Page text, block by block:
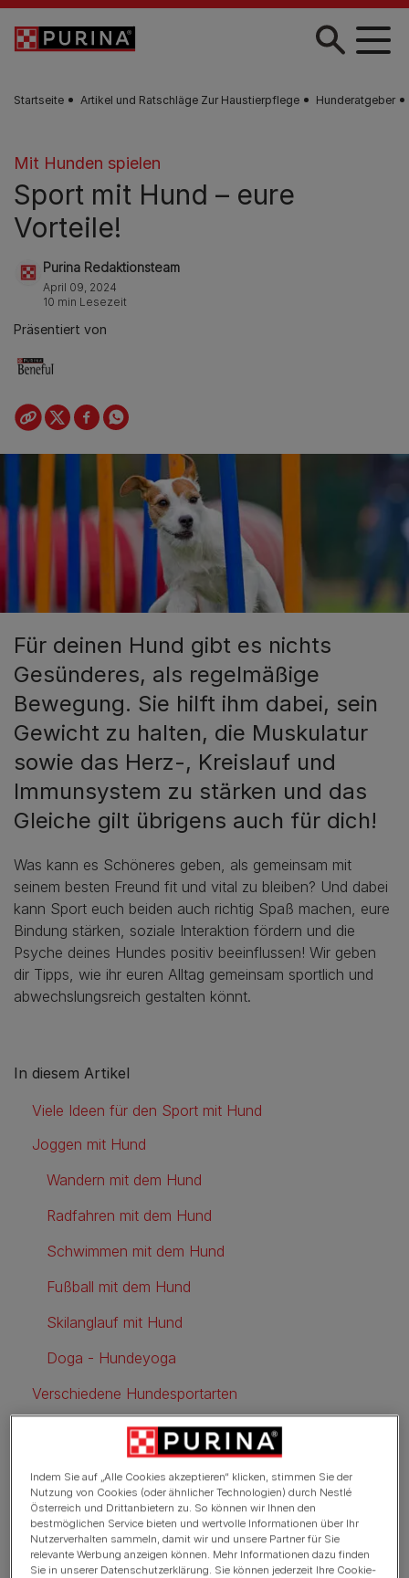
Skip to main content
Startseite Artikel und Ratschläge Zur Haustierpflege Hunderatgeber
Mit Hunden spielen
Sport mit Hund – eure
Vorteile!
Purina Redaktionsteam
April 09, 2024
10 min Lesezeit
Präsentiert von
Für deinen Hund gibt es nichts
Gesünderes, als regelmäßige
Bewegung. Sie hilft ihm dabei, sein
Gewicht zu halten, die Muskulatur
sowie das Herz-, Kreislauf und
Immunsystem zu stärken und das
Gleiche gilt übrigens auch für dich!
Was kann es Schöneres geben, als gemeinsam mit
seinem besten Freund fit und vital zu bleiben? Und dabei
kann Sport euch beiden auch richtig Spaß machen, eure
Bindung stärken, soziale Interaktion fördern und die
Psyche deines Hundes positiv beeinflussen! Wir geben
dir Tipps, wie ihr euren Alltag gemeinsam sportlich und
abwechslungsreich gestalten könnt.
In diesem Artikel
Viele Ideen für den Sport mit Hund
Joggen mit Hund
Wandern mit dem Hund
Radfahren mit dem Hund
Schwimmen mit dem Hund
Fußball mit dem Hund
Skilanglauf mit Hund
Doga - Hundeyoga
Verschiedene Hundesportarten
Agility
Obedience
Indem Sie auf „Alle Cookies akzeptieren“ klicken, stimmen Sie der
Nutzung von Cookies (oder ähnlicher Technologien) durch Nestlé
Österreich und Drittanbietern zu. So können wir Ihnen den
bestmöglichen Service bieten und wertvolle Informationen über Ihr
Nutzerverhalten sammeln, damit wir und unsere Partner für Sie
relevante Werbung anzeigen können. Mehr Informationen dazu finden
Sie in unserer Datenschutzerklärung. Sie können jederzeit Ihre Cookie-